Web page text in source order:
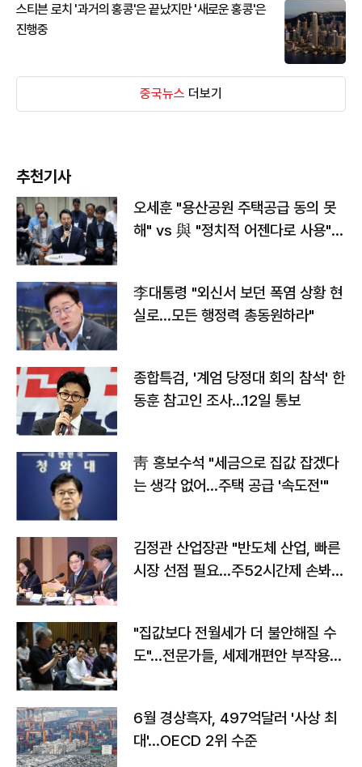
스티븐 로치 '과거의 홍콩'은 끝났지만 '새로운 홍콩'은
진행중
중국뉴스 더보기
추천기사
오세훈 "용산공원 주택공급 동의 못
해" vs 與 "정치적 어젠다로 사용"
李대통령 "외신서 보던 폭염 상황 현
실로…모든 행정력 총동원하라"
종합특검, '계엄 당정대 회의 참석' 한
동훈 참고인 조사...12일 통보
靑 홍보수석 "세금으로 집값 잡겠다
는 생각 없어…주택 공급 '속도전'"
김정관 산업장관 "반도체 산업, 빠른
시장 선점 필요…주52시간제 손봐
"집값보다 전월세가 더 불안해질 수
도"…전문가들, 세제개편안 부작용
6월 경상흑자, 497억달러 '사상 최
대'…OECD 2위 수준